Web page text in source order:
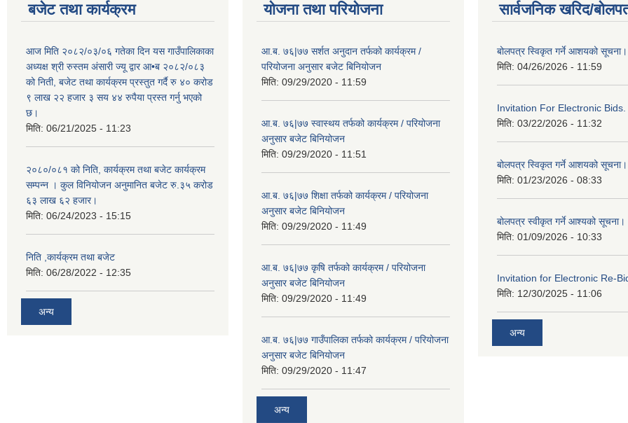
बजेट तथा कार्यक्रम
आज मिति २०८२/०३/०६ गतेका दिन यस गाउँपालिकाका
अध्यक्ष श्री रुस्तम अंसारी ज्यू द्वार आ•ब २०८२/०८३
को निती, बजेट तथा कार्यक्रम प्रस्तुत गर्दै रु ४० करोड
९ लाख २२ हजार ३ सय ४४ रुपैया प्रस्त गर्नु भएको
छ।
मिति: 06/21/2025 - 11:23
२०८०/०८१ को निति, कार्यक्रम तथा बजेट कार्यक्रम
सम्पन्न । कुल विनियोजन अनुमानित बजेट रु.३५ करोड
६३ लाख ६२ हजार।
मिति: 06/24/2023 - 15:15
निति ,कार्यक्रम तथा बजेट
मिति: 06/28/2022 - 12:35
अन्य
योजना तथा परियोजना
आ.ब. ७६|७७ सर्शत अनुदान तर्फको कार्यक्रम /
परियोजना अनुसार बजेट बिनियोजन
मिति: 09/29/2020 - 11:59
आ.ब. ७६|७७ स्वास्थय तर्फको कार्यक्रम / परियोजना
अनुसार बजेट बिनियोजन
मिति: 09/29/2020 - 11:51
आ.ब. ७६|७७ शिक्षा तर्फको कार्यक्रम / परियोजना
अनुसार बजेट बिनियोजन
मिति: 09/29/2020 - 11:49
आ.ब. ७६|७७ कृषि तर्फको कार्यक्रम / परियोजना
अनुसार बजेट बिनियोजन
मिति: 09/29/2020 - 11:49
आ.ब. ७६|७७ गाउँपालिका तर्फको कार्यक्रम / परियोजना
अनुसार बजेट बिनियोजन
मिति: 09/29/2020 - 11:47
अन्य
सार्वजनिक खरिद/
बोलपत्र स्विकृत गर्ने आशयको सूचना।
मिति: 04/26/2026 - 11:59
Invitation For Electronic Bids.
मिति: 03/22/2026 - 11:32
बोलपत्र स्विकृत गर्ने आशयको सूचना।
मिति: 01/23/2026 - 08:33
बोलपत्र स्वीकृत गर्ने आश्यको सूचना।
मिति: 01/09/2026 - 10:33
Invitation for Electronic Re-
मिति: 12/30/2025 - 11:06
अन्य